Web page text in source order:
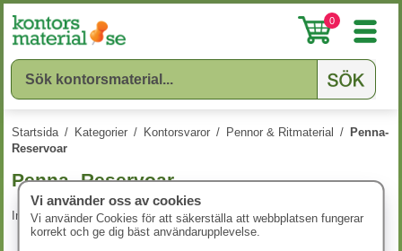
0
Startsida / Kategorier / Kontorsvaror / Pennor & Ritmaterial / Penna-
Reservoar
Penna- Reservoar
Inga produkter att visa.
Vi använder oss av cookies
Vi använder Cookies för att säkerställa att webbplatsen fungerar
korrekt och ge dig bäst användarupplevelse.